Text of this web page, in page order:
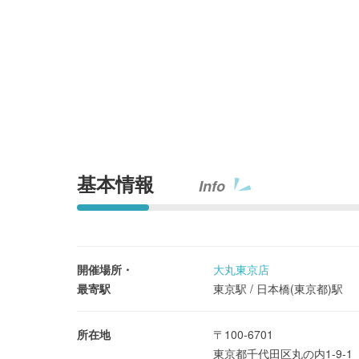
基本情報 Info
開催場所・
最寄駅
大丸東京店
東京駅 / 日本橋(東京都)駅
所在地
〒100-6701
東京都千代田区丸の内1-9-1